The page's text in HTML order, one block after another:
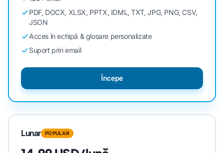
PDF, DOCX, XLSX, PPTX, IDML, TXT, JPG, PNG, CSV,
JSON
Acces în echipă & glosare personalizate
Suport prin email
Începe
Lunar POPULAR